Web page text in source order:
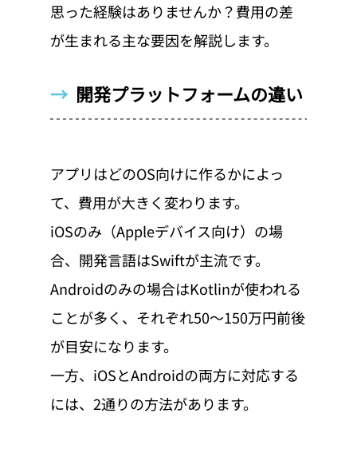
思った経験はありませんか？費用の差
が生まれる主な要因を解説します。
→ 開発プラットフォームの違い
アプリはどのOS向けに作るかによっ
て、費用が大きく変わります。
iOSのみ（Appleデバイス向け）の場
合、開発言語はSwiftが主流です。
Androidのみの場合はKotlinが使われる
ことが多く、それぞれ50〜150万円前後
が目安になります。
一方、iOSとAndroidの両方に対応する
には、2通りの方法があります。